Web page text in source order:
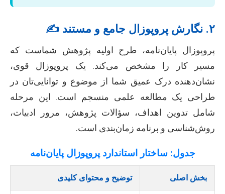
۲. نگارش پروپوزال جامع و مستند ✍️
پروپوزال پایان‌نامه، طرح اولیه پژوهش شماست که
مسیر کار را مشخص می‌کند. یک پروپوزال قوی،
نشان‌دهنده درک عمیق شما از موضوع و توانایی‌تان در
طراحی یک مطالعه علمی منسجم است. این مرحله
شامل تدوین اهداف، سؤالات پژوهش، مرور ادبیات،
روش‌شناسی و برنامه زمان‌بندی است.
جدول: ساختار استاندارد پروپوزال پایان‌نامه
بخش اصلی توضیح و محتوای کلیدی